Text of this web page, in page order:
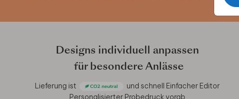
Designs individuell anpassen
für besondere Anlässe
Lieferung ist und schnell Einfacher Editor
Personalisierter Probedruck vorab